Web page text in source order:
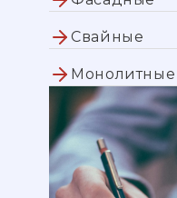
Свайные
Монолитные